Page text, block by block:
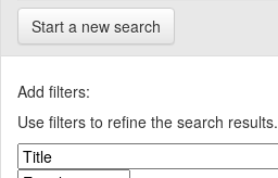
Start a new search
Add filters:
Use filters to refine the search results.